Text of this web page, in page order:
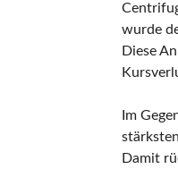
wurde
Diese
Im
Damit